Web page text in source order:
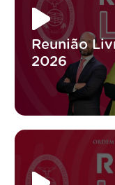
Reunião
2026